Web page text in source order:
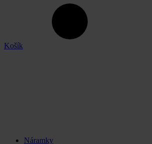
Košík
Náramky